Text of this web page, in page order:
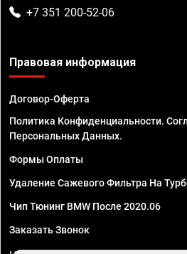
+7 351 200-52-06
Правовая информация
Договор-Оферта
Политика Конфиденциальности.
Персональных Данных.
Формы Оплаты
Удаление Сажевого Фильтра На
Чип Тюнинг BMW После 2020.06
Заказать Звонок